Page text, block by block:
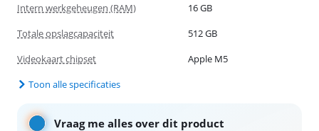
Intern werkgeheugen (RAM)
16 GB
Totale opslagcapaciteit
512 GB
Videokaart chipset
Apple M5
Toon alle specificaties
Vraag me alles over dit product